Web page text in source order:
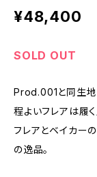
¥48,400
SOLD OUT
Prod.001と同生地
程よいフレアは履
フレアとベイカー
の逸品。